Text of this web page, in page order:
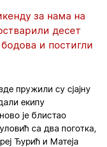
за нама на
десет
и постигли
пружили су сјајну
екипу
је блистао
са два поготка,
Ђурић и Матеја